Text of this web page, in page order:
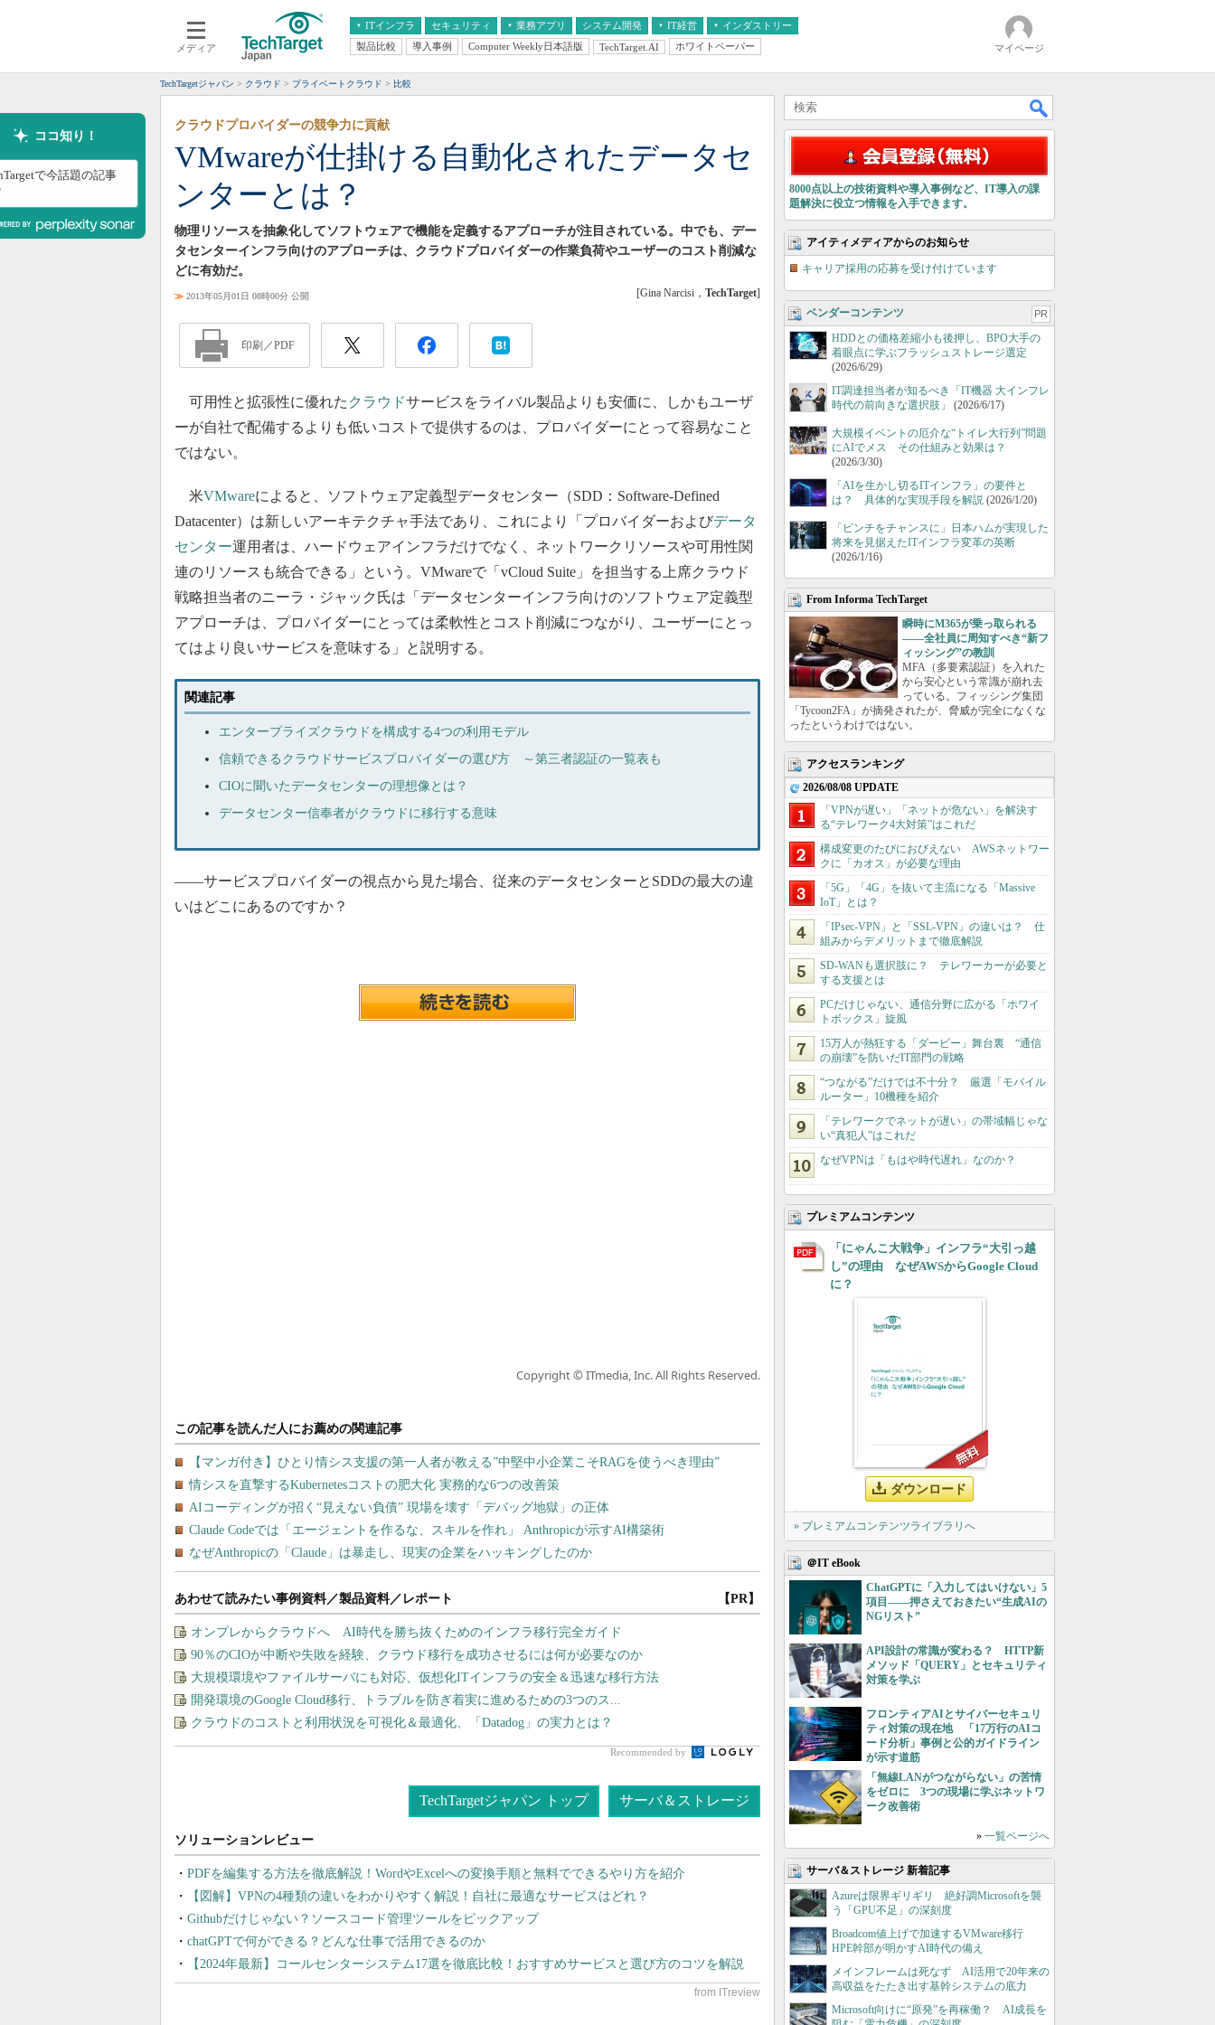
メディア
ITインフラ
クラウド
スマートモバイル
ネットワーク
システム運用管理
セキュリティ 業務アプリ
エンタープライズAI
ERP
CX
情報系システム
システム開発 IT経営
経営とIT
インダストリー
医療IT
製品比較 導入事例 Computer Weekly日本語版 TechTarget.AI ホワイトペーパー マイページ
TechTargetジャパン クラウド プライベートクラウド 比較
ココ知り！
で今話題の記事
VMwareが仕掛ける自動化されたデータセ
ンターとは？
クラウドプロバイダーの競争力に貢献
物理リソースを抽象化してソフトウェアで機能を定義するアプローチが注目されている。中でも、デー
タセンターインフラ向けのアプローチは、クラウドプロバイダーの作業負荷やユーザーのコスト削減な
どに有効だ。
≫ 2013年05月01日 08時00分 公開 [Gina Narcisi， TechTarget]
印刷／PDF
可用性と拡張性に優れた クラウドサービスをライバル製品よりも安価に、しかもユーザ
ーが自社で配備するよりも低いコストで提供するのは、プロバイダーにとって容易なこと
ではない。
米VMwareによると、ソフトウェア定義型データセンター（SDD：Software-Defined
Datacenter）は新しいアーキテクチャ手法であり、これにより「プロバイダーおよびデータ
センター運用者は、ハードウェアインフラだけでなく、ネットワークリソースや可用性関
連のリソースも統合できる」という。VMwareで「vCloud Suite」を担当する上席クラウド
戦略担当者のニーラ・ジャック氏は「データセンターインフラ向けのソフトウェア定義型
アプローチは、プロバイダーにとっては柔軟性とコスト削減につながり、ユーザーにとっ
てはより良いサービスを意味する」と説明する。
関連記事
エンタープライズクラウドを構成する4つの利用モデル
信頼できるクラウドサービスプロバイダーの選び方 ～第三者認証の一覧表も
CIOに聞いたデータセンターの理想像とは？
データセンター信奉者がクラウドに移行する意味
――サービスプロバイダーの視点から見た場合、従来のデータセンターとSDDの最大の違
いはどこにあるのですか？
Copyright © ITmedia, Inc. All Rights Reserved.
あわせて読みたい事例資料／製品資料／レポート 【PR】
オンプレからクラウドへ AI時代を勝ち抜くためのインフラ移行完全ガイド
90％のCIOが中断や失敗を経験、クラウド移行を成功させるには何が必要なのか
大規模環境やファイルサーバにも対応、仮想化ITインフラの安全＆迅速な移行方法
開発環境のGoogle Cloud移行、トラブルを防ぎ着実に進めるための3つのス...
クラウドのコストと利用状況を可視化＆最適化、「Datadog」の実力とは？
Recommended by
TechTargetジャパン トップ サーバ＆ストレージ
PDFを編集する方法を徹底解説！WordやExcelへの変換手順と無料でできるやり方を紹介
【図解】VPNの4種類の違いをわかりやすく解説！自社に最適なサービスはどれ？
Githubだけじゃない？ソースコード管理ツールをピックアップ
chatGPTで何ができる？どんな仕事で活用できるのか
【2024年最新】コールセンターシステム17選を徹底比較！おすすめサービスと選び方のコツを解説
8000点以上の技術資料や導入事例など、IT導入の課
題解決に役立つ情報を入手できます。
アイティメディアからのお知らせ
キャリア採用の応募を受け付けています
ベンダーコンテンツ PR
HDDとの価格差縮小も後押し、BPO大手の
着眼点に学ぶフラッシュストレージ選定
(2026/6/29)
IT調達担当者が知るべき「IT機器 大インフレ
時代の前向きな選択肢」
(2026/6/17)
大規模イベントの厄介な“トイレ大行列”問題
にAIでメス その仕組みと効果は？
(2026/3/30)
「AIを生かし切るITインフラ」の要件と
は？ 具体的な実現手段を解説 (2026/1/20)
「ピンチをチャンスに」日本ハムが実現した
将来を見据えたITインフラ変革の英断
(2026/1/16)
From Informa TechTarget
瞬時にM365が乗っ取られる
――全社員に周知すべき“新フ
ィッシング”の教訓
MFA（多要素認証）を入れた
から安心という常識が崩れ去
っている。フィッシング集団
「Tycoon2FA」が摘発されたが、脅威が完全になくな
ったというわけではない。
アクセスランキング
2026/08/08 UPDATE
「VPNが遅い」「ネットが危ない」を解決す
る“テレワーク4大対策”はこれだ
構成変更のたびにおびえない AWSネットワー
クに「カオス」が必要な理由
「5G」「4G」を抜いて主流になる「Massive
IoT」とは？
「IPsec-VPN」と「SSL-VPN」の違いは？ 仕
組みからデメリットまで徹底解説
SD-WANも選択肢に？ テレワーカーが必要と
する支援とは
PCだけじゃない、通信分野に広がる「ホワイ
トボックス」旋風
15万人が熱狂する「ダービー」舞台裏 “通信
の崩壊”を防いだIT部門の戦略
“つながる”だけでは不十分？ 厳選「モバイル
ルーター」10機種を紹介
「テレワークでネットが遅い」の帯域幅じゃな
い“真犯人”はこれだ
なぜVPNは「もはや時代遅れ」なのか？
プレミアムコンテンツ
「にゃんこ大戦争」インフラ“大引っ越
し”の理由 なぜAWSからGoogle Cloud
に？
ダウンロード
» プレミアムコンテンツライブラリへ
＠IT eBook
ChatGPTに「入力してはいけない」5
項目――押さえておきたい“生成AIの
NGリスト”
API設計の常識が変わる？ HTTP新
メソッド「QUERY」とセキュリティ
対策を学ぶ
フロンティアAIとサイバーセキュリ
ティ対策の現在地 「17万行のAIコ
ード分析」事例と公的ガイドライン
が示す道筋
「無線LANがつながらない」の苦情
をゼロに 3つの現場に学ぶネットワ
ーク改善術
» 一覧ページへ
サーバ＆ストレージ 新着記事
Azureは限界ギリギリ 絶好調Microsoftを襲
う「GPU不足」の深刻度
Broadcom値上げで加速するVMware移行
HPE幹部が明かすAI時代の備え
メインフレームは死なず AI活用で20年来の
高収益をたたき出す基幹システムの底力
Microsoft向けに“原発”を再稼働？ AI成長を